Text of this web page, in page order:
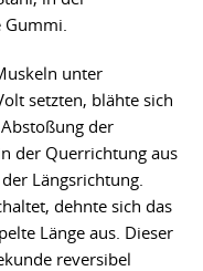
unter
setzten, blähte sich
der
der Querrichtung aus
Längsrichtung.
dehnte sich das
Länge aus. Dieser
reversibel